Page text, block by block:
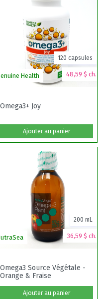
Health 48,59 $ ch.
120 capsules
Omega3+ Joy
Ajouter au panier
36,59 $ ch.
200 mL
Omega3 Source Végétale -
Orange & Fraise
Ajouter au panier